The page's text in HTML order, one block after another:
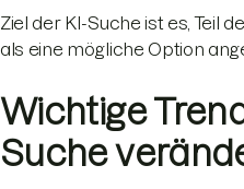
Ziel der KI-Suche ist es, Teil
als eine mögliche Option
Wichtige
Suche